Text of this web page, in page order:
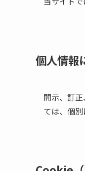
個人情報
開示、訂
ては、個